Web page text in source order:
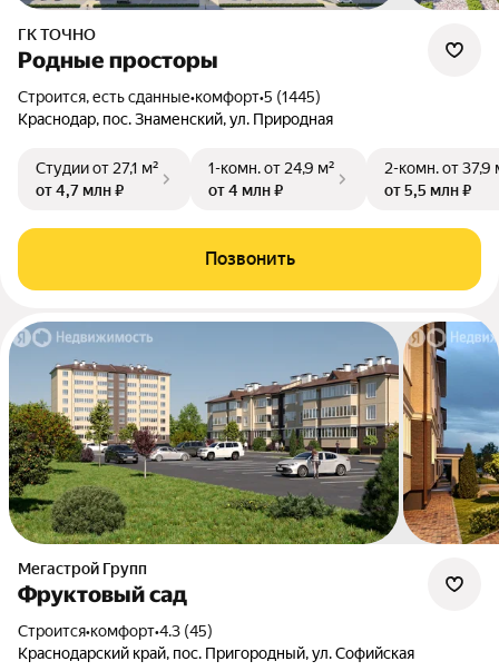
ГК ТОЧНО
Родные просторы
Строится, есть сданные•комфорт•5 (1445)
Краснодар, пос. Знаменский, ул. Природная
Студииот 27,1 м²
от 4,7 млн ₽
1-комн.от 24,9 м²
от 4 млн ₽
2-комн.от 37,9
от 5,5 млн ₽
Позвонить
Мегастрой Групп
Фруктовый сад
Строится•комфорт•4.3 (45)
Краснодарский край, пос. Пригородный, ул. Софийская